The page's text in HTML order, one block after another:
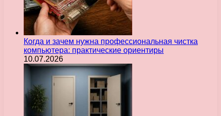
Когда и зачем нужна профессиональная чистка
компьютера: практические ориентиры
10.07.2026